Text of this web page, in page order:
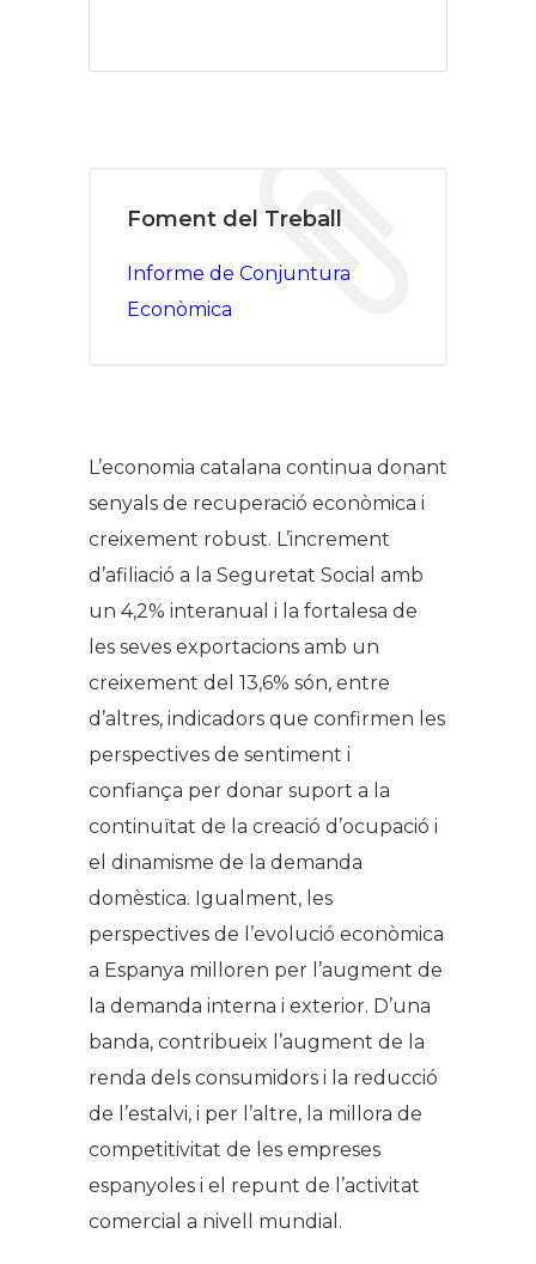
Foment del Treball
Informe de Conjuntura
Econòmica
L’economia catalana continua donant
senyals de recuperació econòmica i
creixement robust. L’increment
d’afiliació a la Seguretat Social amb
un 4,2% interanual i la fortalesa de
les seves exportacions amb un
creixement del 13,6% són, entre
d’altres, indicadors que confirmen les
perspectives de sentiment i
confiança per donar suport a la
continuïtat de la creació d’ocupació i
el dinamisme de la demanda
domèstica. Igualment, les
perspectives de l’evolució econòmica
a Espanya milloren per l’augment de
la demanda interna i exterior. D’una
banda, contribueix l’augment de la
renda dels consumidors i la reducció
de l’estalvi, i per l’altre, la millora de
competitivitat de les empreses
espanyoles i el repunt de l’activitat
comercial a nivell mundial.